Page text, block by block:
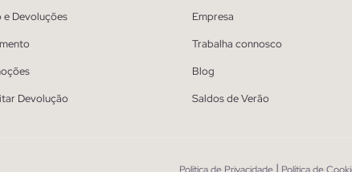
e Devoluções
Devolução
Empresa
Trabalha connosco
Blog
Saldos de Verão
|